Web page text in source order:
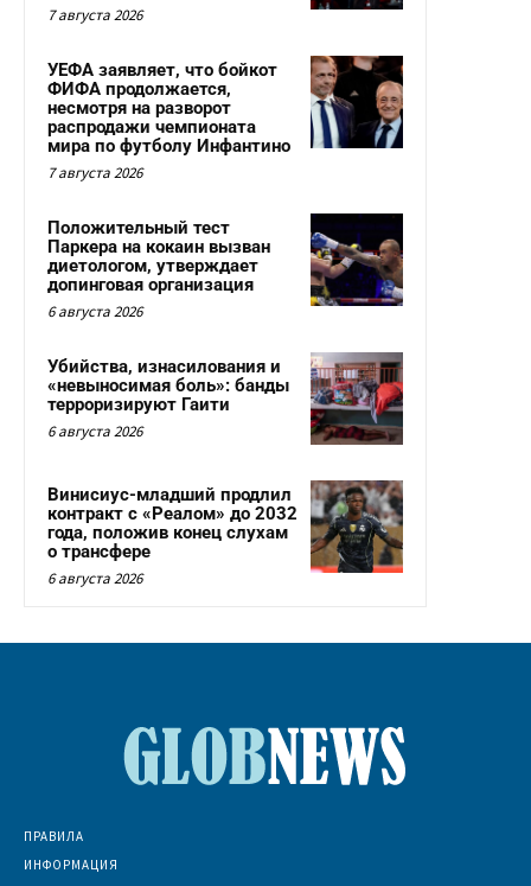
7 августа 2026
УЕФА заявляет, что бойкот
ФИФА продолжается,
несмотря на разворот
распродажи чемпионата
мира по футболу Инфантино
7 августа 2026
Положительный тест
Паркера на кокаин вызван
диетологом, утверждает
допинговая организация
6 августа 2026
Убийства, изнасилования и
«невыносимая боль»: банды
терроризируют Гаити
6 августа 2026
Винисиус-младший продлил
контракт с «Реалом» до 2032
года, положив конец слухам
о трансфере
6 августа 2026
ПРАВИЛА
ИНФОРМАЦИЯ